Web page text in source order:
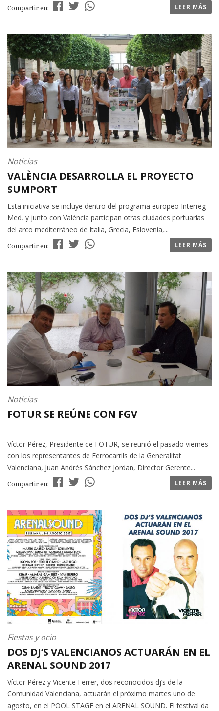
Compartir en: LEER MÁS
Noticias
VALÈNCIA DESARROLLA EL PROYECTO
SUMPORT
Esta iniciativa se incluye dentro del programa europeo Interreg
Med, y junto con València participan otras ciudades portuarias
del arco mediterráneo de Italia, Grecia, Eslovenia,...
Compartir en: LEER MÁS
Noticias
FOTUR SE REÚNE CON FGV
Víctor Pérez, Presidente de FOTUR, se reunió el pasado viernes
con los representantes de Ferrocarrils de la Generalitat
Valenciana, Juan Andrés Sánchez Jordan, Director Gerente...
Compartir en: LEER MÁS
Fiestas y ocio
DOS DJ’S VALENCIANOS ACTUARÁN EN EL
ARENAL SOUND 2017
Víctor Pérez y Vicente Ferrer, dos reconocidos dj’s de la
Comunidad Valenciana, actuarán el próximo martes uno de
agosto, en el POOL STAGE en el ARENAL SOUND. El festival da